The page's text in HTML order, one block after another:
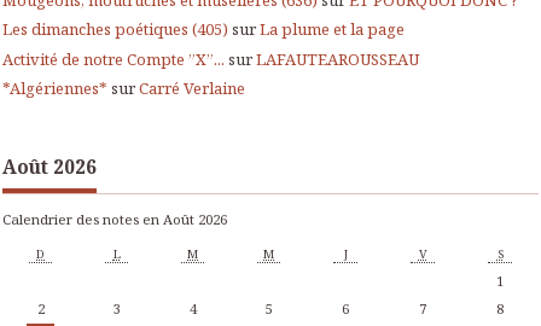
Les dimanches poétiques (405) surLa plume et la page
Activité de notre Compte ”X”... surLAFAUTEAROUSSEAU
*Algériennes* surCarré Verlaine
Août 2026
Calendrier des notes en Août 2026
D L M M J V S
1
2
3 4 5 6 7
8